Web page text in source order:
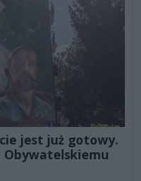
jest już gotowy.
Obywatelskiemu